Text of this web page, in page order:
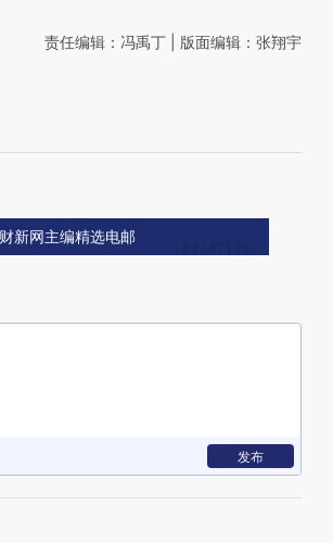
责任编辑：冯禹丁 | 版面编辑：张翔宇
新网主编精选电邮
发布